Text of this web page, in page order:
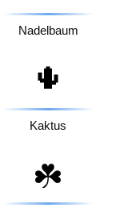
Nadelbaum
🌵
Kaktus
☘️